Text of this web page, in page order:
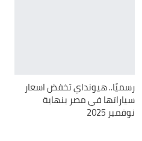
رسميًا.. هيونداي تخفض اسعار
سياراتها في مصر بنهاية
نوفمبر 2025